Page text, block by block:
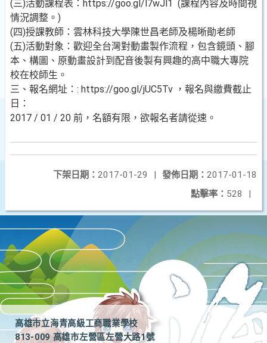
(三)活動課程表：https://goo.gl/l7wJl1 (課程內容及時間視
情況調整。)
(四)授課教師：雲林科技大學陳世昌老師及楊晰勛老師
(五)活動對象：歡迎全台灣對動畫製作流程，包含鏡頭、腳
本、構圖、原動畫設計到配音後製有興趣的高中職大專院
校在校師生。
三、報名網址：: https://goo.gl/jUC5Tv ，報名與繳費截止
日：
2017 / 01 / 20 前，名額有限，欲報名者請從速。
發佈日期： 2017-01-18
下架日期： 2017-01-29
|
點擊率： 528 |
高雄市立海青高級工商職業學校
813-009 高雄市左營區左營大路1號